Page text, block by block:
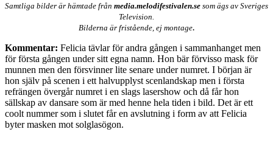
Samtliga bilder är hämtade från media.melodifestivalen.se som ägs av Sveriges
Television.
Bilderna är fristående, ej montage.
Kommentar: Felicia tävlar för andra gången i sammanhanget men
för första gången under sitt egna namn. Hon bär förvisso mask för
munnen men den försvinner lite senare under numret. I början är
hon själv på scenen i ett halvupplyst scenlandskap men i första
refrängen övergår numret i en slags lasershow och då får hon
sällskap av dansare som är med henne hela tiden i bild. Det är ett
coolt nummer som i slutet får en avslutning i form av att Felicia
byter masken mot solglasögon.